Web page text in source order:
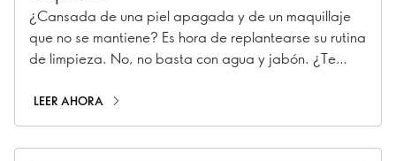
¿Cansada de una piel apagada y de un maquillaje
que no se mantiene? Es hora de replantearse su rutina
de limpieza. No, no basta con agua y jabón. ¿Te
limpieza? Sigue leyendo.
LEER AHORA